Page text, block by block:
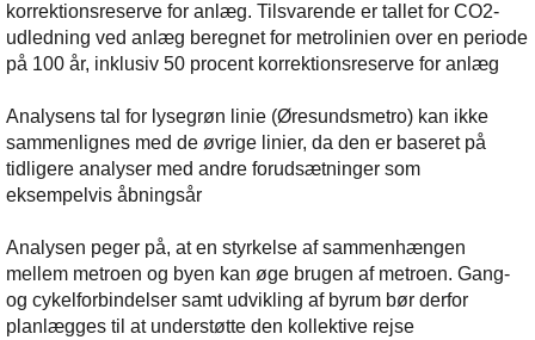
korrektionsreserve for anlæg. Tilsvarende er tallet for CO2-
udledning ved anlæg beregnet for metrolinien over en periode
på 100 år, inklusiv 50 procent korrektionsreserve for anlæg
Analysens tal for lysegrøn linie (Øresundsmetro) kan ikke
sammenlignes med de øvrige linier, da den er baseret på
tidligere analyser med andre forudsætninger som
eksempelvis åbningsår
Analysen peger på, at en styrkelse af sammenhængen
mellem metroen og byen kan øge brugen af metroen. Gang-
og cykelforbindelser samt udvikling af byrum bør derfor
planlægges til at understøtte den kollektive rejse